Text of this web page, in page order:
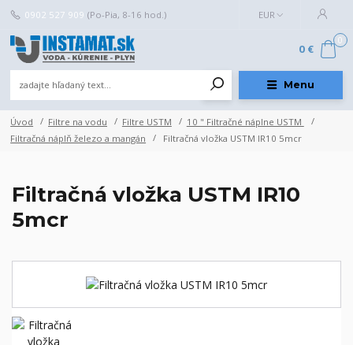
Menu
EUR
0902 527 909 (Po-Pia, 8-16 hod.)
0
0 €
Úvod Filtre na vodu Filtre USTM
10 " Filtračné náplne USTM
Filtračná náplň železo a mangán
Filtračná vložka USTM IR10 5mcr
Filtračná vložka USTM IR10
5mcr